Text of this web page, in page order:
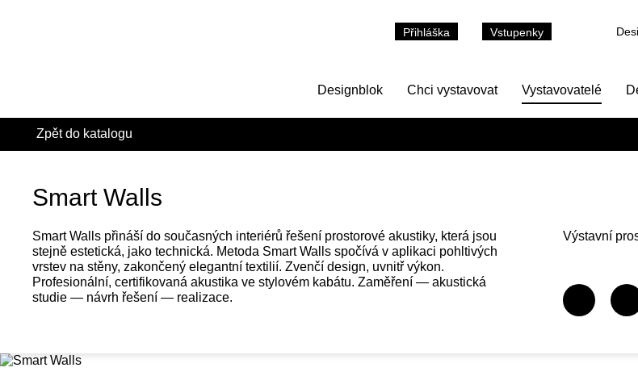
Přihláška Vstupenky
Designblok Chci vystavovat Vystavovatelé
Zpět do katalogu
Smart Walls
Smart Walls přináší do současných interiérů řešení prostorové akustiky, která jsou
stejně estetická, jako technická. Metoda Smart Walls spočívá v aplikaci pohltivých
vrstev na stěny, zakončený elegantní textilií. Zvenčí design, uvnitř výkon.
Profesionální, certifikovaná akustika ve stylovém kabátu. Zaměření — akustická
studie — návrh řešení — realizace.
Výstavní